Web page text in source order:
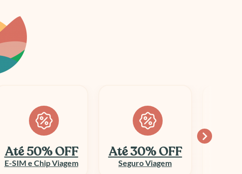
Até 30% OFF
Seguro Viagem
Economize
até 70%